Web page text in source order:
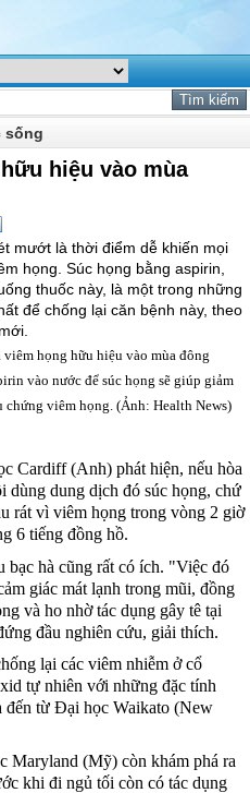
sống
hiệu vào mùa
mướt là thời điểm dễ khiến mọi
họng. Súc họng bằng aspirin,
thuốc này, là một trong những
để chống lại căn bệnh này, theo
vào nước để súc họng sẽ giúp giảm
chứng viêm họng. (Ảnh: Health News)
Cardiff (Anh) phát hiện, nếu hòa
dùng dung dịch đó súc họng, chứ
rát vì viêm họng trong vòng 2 giờ
6 tiếng đồng hồ.
bạc hà cũng rất có ích. "Việc đó
giác mát lạnh trong mũi, đồng
và ho nhờ tác dụng gây tê tại
đầu nghiên cứu, giải thích.
lại các viêm nhiễm ở cổ
tự nhiên với những đặc tính
đến từ Đại học Waikato (New
Maryland (Mỹ) còn khám phá ra
khi đi ngủ tối còn có tác dụng